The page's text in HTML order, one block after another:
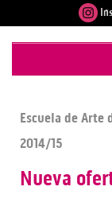
Escuela de Arte
2014/15
Nueva